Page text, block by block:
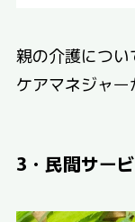
親の介護につ
ケアマネジャー
3・民間サー